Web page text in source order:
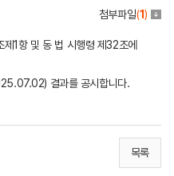
첨부파일(1)
1항 및 동 법 시행령 제32조에
결과를 공시합니다.
목록